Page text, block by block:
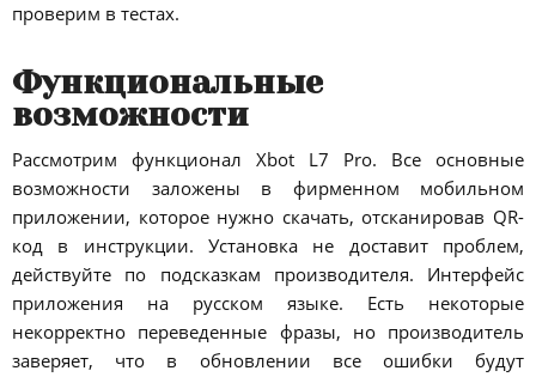
проверим в тестах.
Функциональные
возможности
Рассмотрим функционал Xbot L7 Pro. Все основные
возможности заложены в фирменном мобильном
приложении, которое нужно скачать, отсканировав QR-
код в инструкции. Установка не доставит проблем,
действуйте по подсказкам производителя. Интерфейс
приложения на русском языке. Есть некоторые
некорректно переведенные фразы, но производитель
заверяет, что в обновлении все ошибки будут